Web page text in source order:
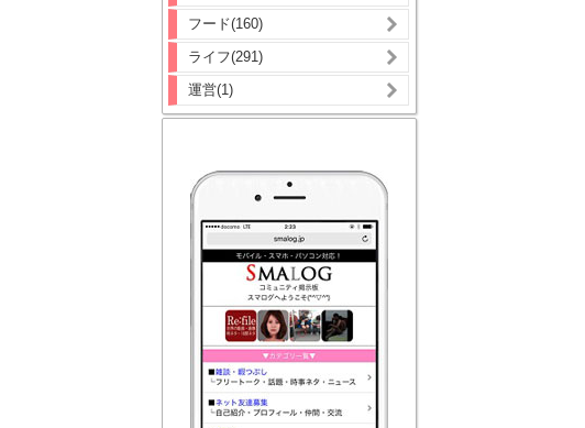
フード(160)
ライフ(291)
運営(1)